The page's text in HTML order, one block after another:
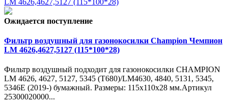
Ожидается поступление
Фильтр воздушный для газонокосилки Champion Чемпион
LM 4626,4627,5127 (115*100*28)
Фильтр воздушный подходит для газонокосилки CHAMPION
LM 4626, 4627, 5127, 5345 (Т680)/LM4630, 4840, 5131, 5345,
5346E (2019-) бумажный. Размеры: 115х110х28 мм.Артикул
25300020000...